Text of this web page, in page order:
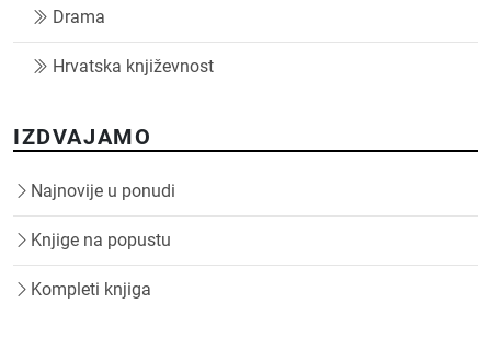
Drama
Hrvatska književnost
IZDVAJAMO
Najnovije u ponudi
Knjige na popustu
Kompleti knjiga